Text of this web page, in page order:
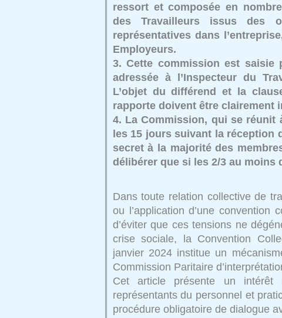
ressort et composée en
des Travailleurs issus des
représentatives dans
Employeurs.
3. Cette commission est saisie
adressée à l’Inspecteur du
L’objet du différend et la
rapporte doivent être clairement
4. La Commission, qui se réunit
les 15 jours suivant la réception
secret à la majorité des
délibérer que si les 2/3 au moins
Dans toute relation collective de
ou l’application d’une convention
d’éviter que ces tensions ne
crise sociale, la Convention
janvier 2024 institue un
Commission Paritaire
Cet article présente un intérêt
représentants du personnel et
procédure obligatoire de dialogue